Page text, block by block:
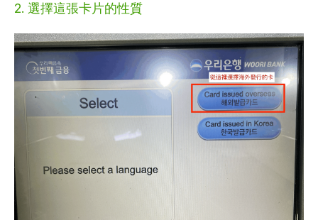
2. 選擇這張卡片的性質